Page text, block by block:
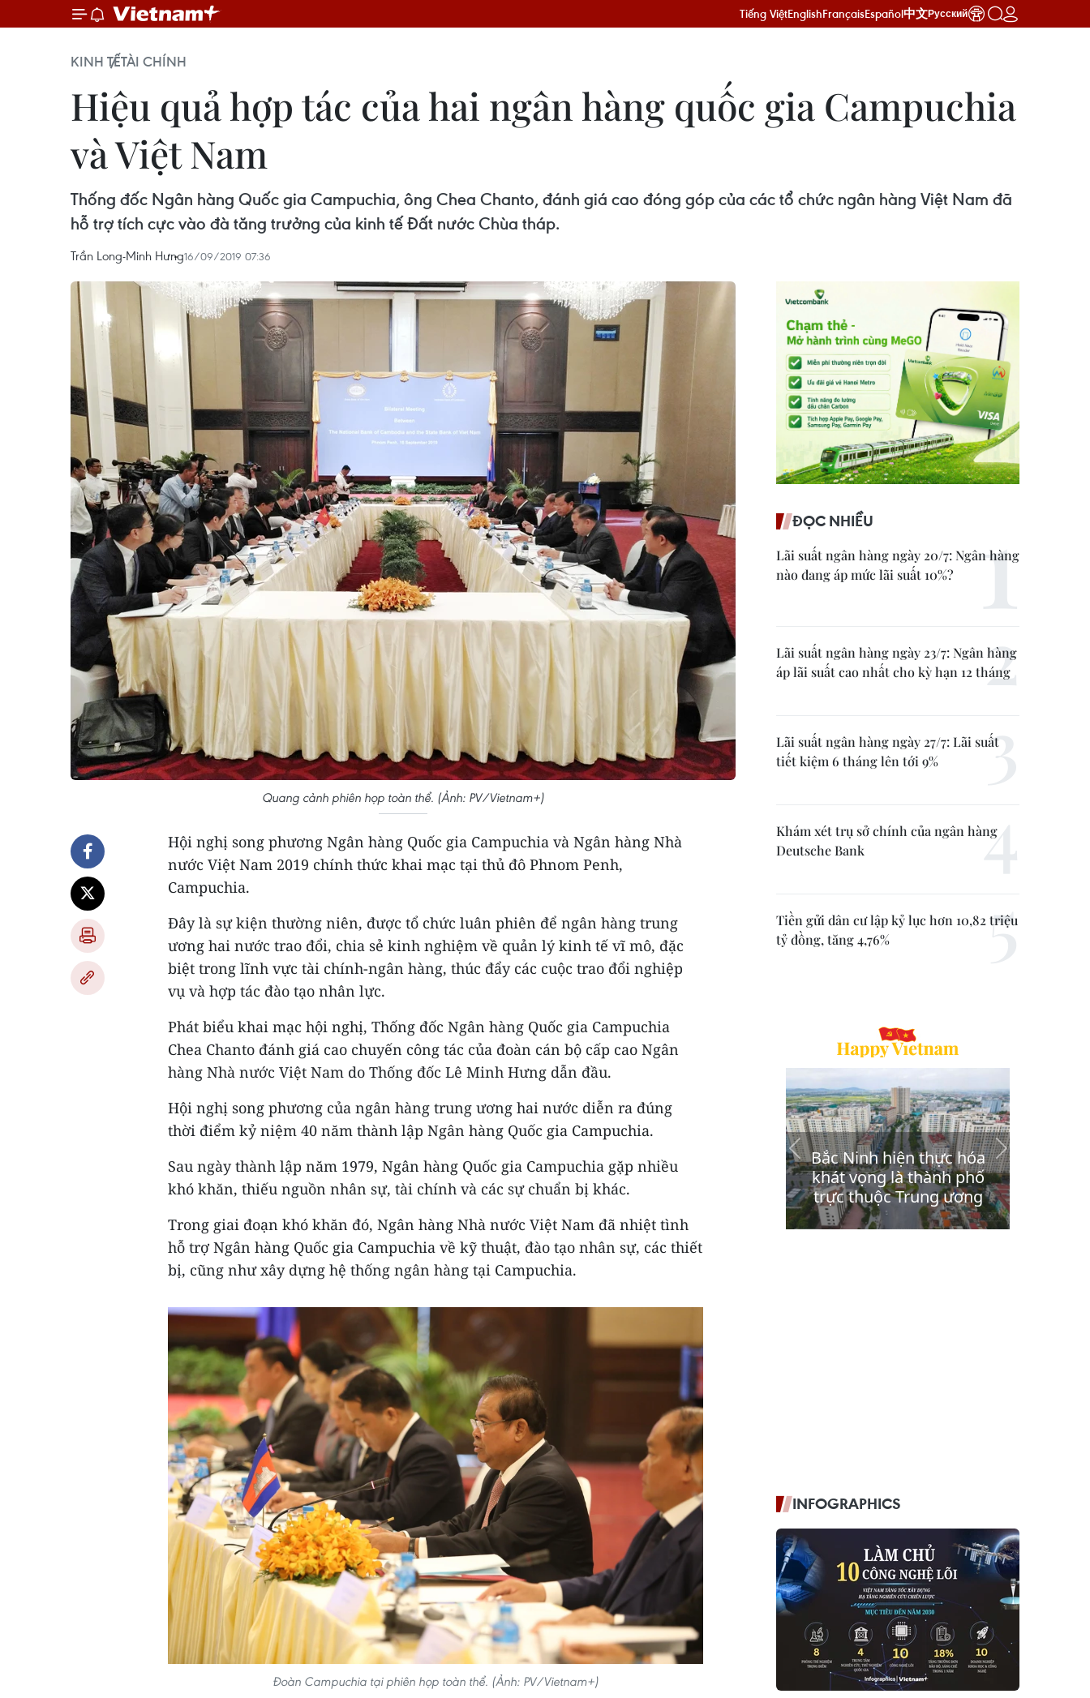
Tiếng ViệtEnglishFrançaisEspañol中文Русский
KINH TẾTÀI CHÍNH
Hiệu quả hợp tác của hai ngân hàng quốc gia Campuchia
và Việt Nam
Thống đốc Ngân hàng Quốc gia Campuchia, ông Chea Chanto, đánh giá cao đóng góp của các tổ chức ngân hàng Việt Nam đã
hỗ trợ tích cực vào đà tăng trưởng của kinh tế Đất nước Chùa tháp.
Trần Long-Minh Hưng16/09/2019 07:36
Quang cảnh phiên họp toàn thể. (Ảnh: PV/Vietnam+)
Hội nghị song phương Ngân hàng Quốc gia Campuchia và Ngân hàng Nhà
nước Việt Nam 2019 chính thức khai mạc tại thủ đô Phnom Penh,
Campuchia.
Đây là sự kiện thường niên, được tổ chức luân phiên để ngân hàng trung
ương hai nước trao đổi, chia sẻ kinh nghiệm về quản lý kinh tế vĩ mô, đặc
biệt trong lĩnh vực tài chính-ngân hàng, thúc đẩy các cuộc trao đổi nghiệp
vụ và hợp tác đào tạo nhân lực.
Phát biểu khai mạc hội nghị, Thống đốc Ngân hàng Quốc gia Campuchia
Chea Chanto đánh giá cao chuyến công tác của đoàn cán bộ cấp cao Ngân
hàng Nhà nước Việt Nam do Thống đốc Lê Minh Hưng dẫn đầu.
Hội nghị song phương của ngân hàng trung ương hai nước diễn ra đúng
thời điểm kỷ niệm 40 năm thành lập Ngân hàng Quốc gia Campuchia.
Sau ngày thành lập năm 1979, Ngân hàng Quốc gia Campuchia gặp nhiều
khó khăn, thiếu nguồn nhân sự, tài chính và các sự chuẩn bị khác.
Trong giai đoạn khó khăn đó, Ngân hàng Nhà nước Việt Nam đã nhiệt tình
hỗ trợ Ngân hàng Quốc gia Campuchia về kỹ thuật, đào tạo nhân sự, các thiết
bị, cũng như xây dựng hệ thống ngân hàng tại Campuchia.
Đoàn Campuchia tại phiên họp toàn thể. (Ảnh: PV/Vietnam+)
ĐỌC NHIỀU
Lãi suất ngân hàng ngày 20/7: Ngân hàng
nào đang áp mức lãi suất 10%?
Lãi suất ngân hàng ngày 23/7: Ngân hàng
áp lãi suất cao nhất cho kỳ hạn 12 tháng
Lãi suất ngân hàng ngày 27/7: Lãi suất
tiết kiệm 6 tháng lên tới 9%
Khám xét trụ sở chính của ngân hàng
Deutsche Bank
Tiền gửi dân cư lập kỷ lục hơn 10,82 triệu
tỷ đồng, tăng 4,76%
INFOGRAPHICS